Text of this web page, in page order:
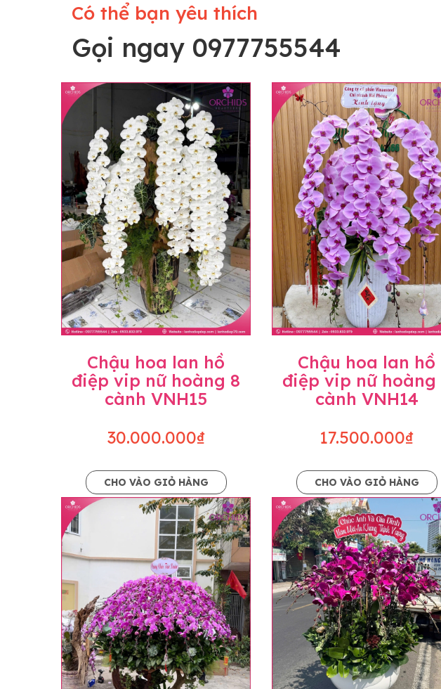
Lưu ý trước khi đặt hàng
• Về cây hoa: Một chậu hoa lan hồ điệp đẹp và hoàn chỉnh sẽ
khác nhau đôi chút giữa sản phẩm thực tế và trên hình. Cây hoa
nhiều, nở ít khi shop có sẵn nên sẽ thay đổi về độ dầy hoa, thưa
• Về kiểu dáng & phụ kiện: Beautiful Orchids cam kết sản phẩm
nếu có thay đổi về màu sắc hoa và kiểu chậu cũng như phụ kiện
loại hoa và phụ kiện thay thế, vẫn giữ nguyên mức giá không
Có thể bạn yêu thích
Gọi ngay 0977755544
Chậu hoa lan hồ
điệp vip nữ hoàng 8
cành VNH15
30.000.000₫
CHO VÀO GIỎ HÀNG
Chậu hoa lan hồ
điệp vip nữ hoàng
cành VNH14
17.500.000₫
CHO VÀO GIỎ HÀNG